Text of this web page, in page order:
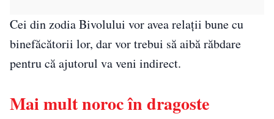
Cei din zodia Bivolului vor avea relații bune cu
binefăcătorii lor, dar vor trebui să aibă răbdare
pentru că ajutorul va veni indirect.
Mai mult noroc în dragoste